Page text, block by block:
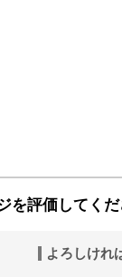
を評価してく
よろしけれ